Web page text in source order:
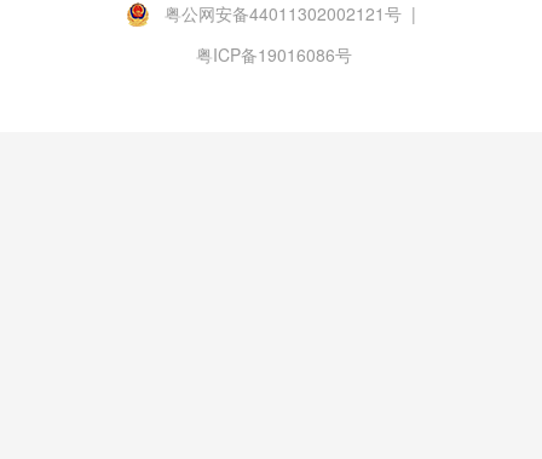
粤公网安备44011302002121号 |
粤ICP备19016086号